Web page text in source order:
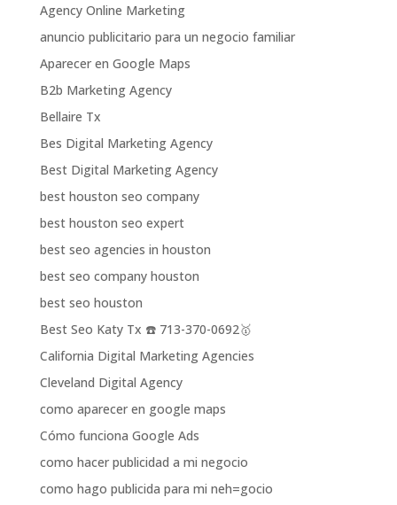
Agency Online Marketing
anuncio publicitario para un negocio familiar
Aparecer en Google Maps
B2b Marketing Agency
Bellaire Tx
Bes Digital Marketing Agency
Best Digital Marketing Agency
best houston seo company
best houston seo expert
best seo agencies in houston
best seo company houston
best seo houston
Best Seo Katy Tx ☎️ 713-370-0692🥇
California Digital Marketing Agencies
Cleveland Digital Agency
como aparecer en google maps
Cómo funciona Google Ads
como hacer publicidad a mi negocio
como hago publicida para mi neh=gocio